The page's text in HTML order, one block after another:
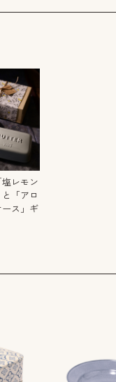
塩レモン
「アロ
ース」ギ